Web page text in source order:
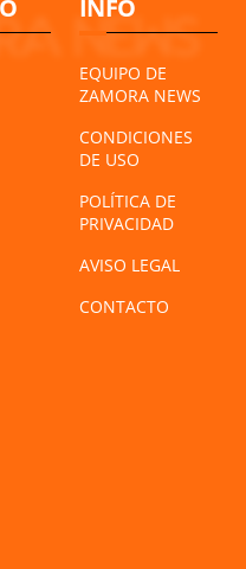
INFO
EQUIPO DE
ZAMORA NEWS
CONDICIONES
DE USO
POLÍTICA DE
PRIVACIDAD
AVISO LEGAL
CONTACTO